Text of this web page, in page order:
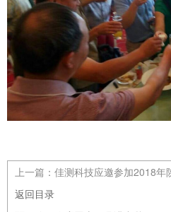
上一篇： 佳测科技应邀参加2018年
返回目录